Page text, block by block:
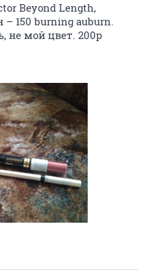
Beyond Length,
– 150 burning auburn.
не мой цвет. 200р